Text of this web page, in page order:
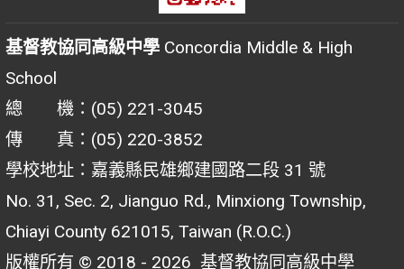
基督教協同高級中學 Concordia Middle & High
School
總 機：(05) 221-3045
傳 真：(05) 220-3852
學校地址：嘉義縣民雄鄉建國路二段 31 號
No. 31, Sec. 2, Jianguo Rd., Minxiong Township,
Chiayi County 621015, Taiwan (R.O.C.)
版權所有 © 2018 - 2026 基督教協同高級中學